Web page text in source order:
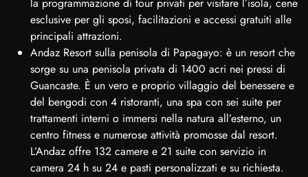
la programmazione di tour privati per visitare l’isola, cene
esclusive per gli sposi, facilitazioni e accessi gratuiti alle
principali attrazioni.
Andaz Resort sulla penisola di Papagayo: è un resort che
sorge su una penisola privata di 1400 acri nei pressi di
Guancaste. È un vero e proprio villaggio del benessere e
del bengodi con 4 ristoranti, una spa con sei suite per
trattamenti interni o immersi nella natura all’esterno, un
centro fitness e numerose attività promosse dal resort.
L’Andaz offre 132 camere e 21 suite con servizio in
camera 24 h su 24 e pasti personalizzati e su richiesta.